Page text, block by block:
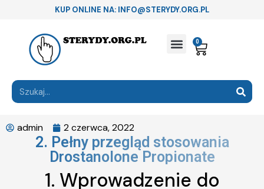
KUP ONLINE NA: INFO@STERYDY.ORG.PL
0
admin 2 czerwca, 2022
2. Pełny przegląd stosowania
Drostanolone Propionate
1. Wprowadzenie do